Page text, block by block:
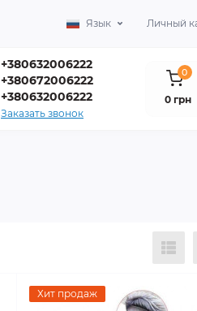
Язык Личный
+380632006222
+380672006222
+380632006222
Заказать звонок
0
0 грн
Хит продаж